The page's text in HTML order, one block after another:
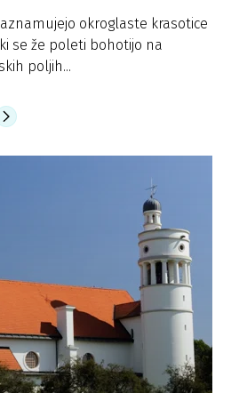
okroglaste krasotice
se že poleti bohotijo na
poljih...